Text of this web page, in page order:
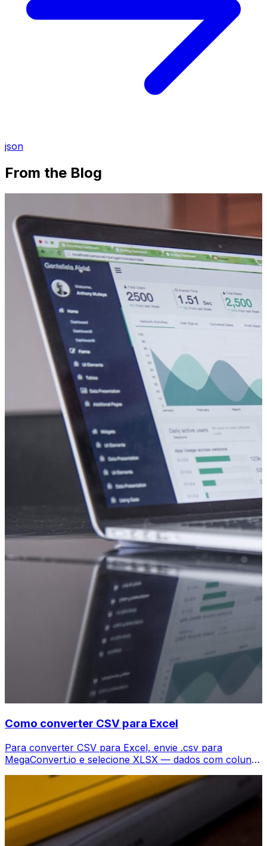
json
From the Blog
Como converter CSV para Excel
Para converter CSV para Excel, envie .csv para
MegaConvert.io e selecione XLSX — dados com colunas